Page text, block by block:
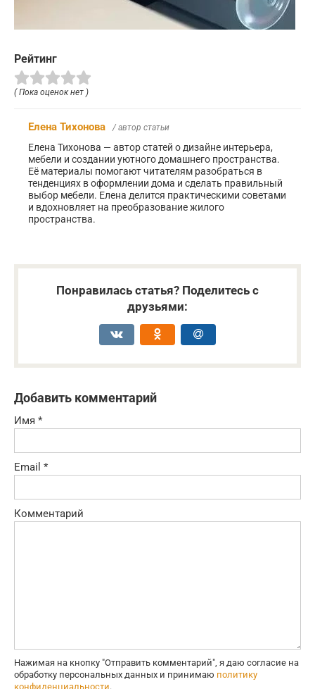
Рейтинг
( Пока оценок нет )
Елена Тихонова / автор статьи
Елена Тихонова — автор статей о дизайне интерьера,
мебели и создании уютного домашнего пространства.
Её материалы помогают читателям разобраться в
тенденциях в оформлении дома и сделать правильный
выбор мебели. Елена делится практическими советами
и вдохновляет на преобразование жилого
пространства.
Понравилась статья? Поделитесь с
друзьями:
Добавить комментарий
Имя *
Email *
Комментарий
Нажимая на кнопку "Отправить комментарий", я даю согласие на
обработку персональных данных и принимаю политику
конфиденциальности.